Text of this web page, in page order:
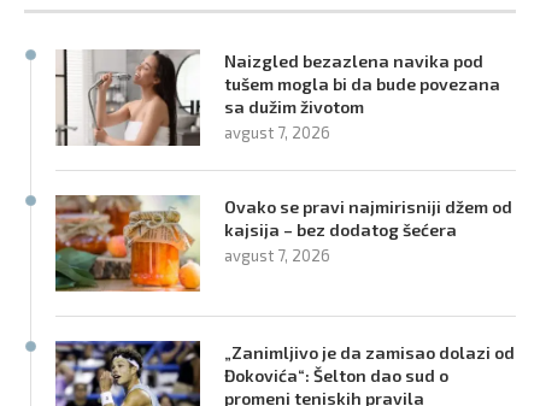
Naizgled bezazlena navika pod
tušem mogla bi da bude povezana
sa dužim životom
avgust 7, 2026
Ovako se pravi najmirisniji džem od
kajsija – bez dodatog šećera
avgust 7, 2026
„Zanimljivo je da zamisao dolazi od
Đokovića“: Šelton dao sud o
promeni teniskih pravila